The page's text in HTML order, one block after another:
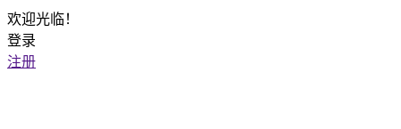
欢迎光临！
登录
注册